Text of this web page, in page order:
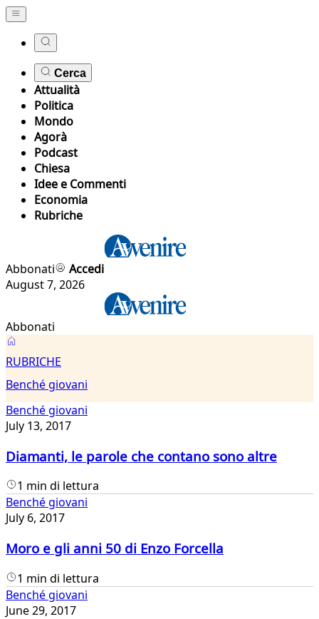
Cerca
Attualità
Politica
Mondo
Agorà
Podcast
Chiesa
Idee e Commenti
Economia
Rubriche
Abbonati
Accedi
August 7, 2026
Abbonati
Benché
giovani
RUBRICHE
Benché giovani
Benché giovani
July 13, 2017
Diamanti, le parole che contano sono altre
1 min di lettura
Benché giovani
July 6, 2017
Moro e gli anni 50 di Enzo Forcella
1 min di lettura
Benché giovani
June 29, 2017